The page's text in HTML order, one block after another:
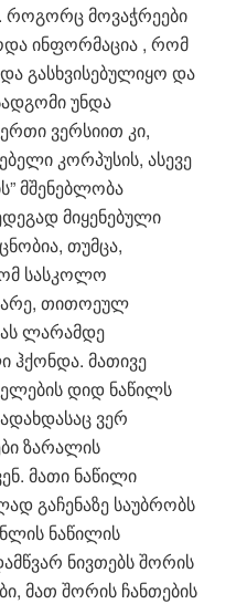
როგორც მოვაჭრეები
ინფორმაცია , რომ
გასხვისებულიყო და
უნდა
ვერსიით კი,
კორპუსის, ასევე
მშენებლობა
მიყენებული
თუმცა,
სასკოლო
თითოეულ
ლარამდე
ჰქონდა. მათივე
დიდ ნაწილს
ვერ
ზარალის
მათი ნაწილი
გაჩენაზე საუბრობს
ნაწილის
ნივთებს შორის
მათ შორის ჩანთების